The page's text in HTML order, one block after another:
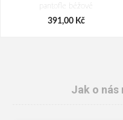
pantofle béžové
391,00 Kč
Jak o nás